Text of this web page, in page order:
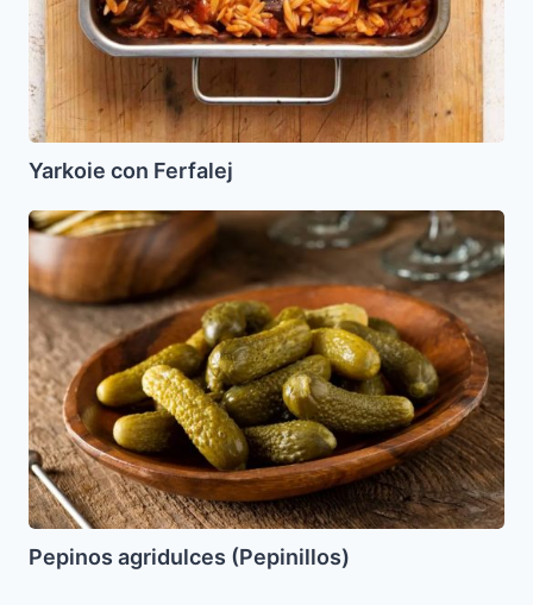
Yarkoie con Ferfalej
Pepinos
agridulces
(Pepinillos)
Pepinos agridulces (Pepinillos)